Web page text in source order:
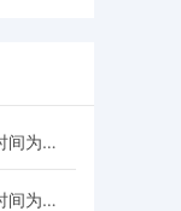
2022年山西省咨询工程师考试报名时间为：3月3日—3月9日
2022年黑龙江咨询工程师考试报名时间为：3月1日—3月7日